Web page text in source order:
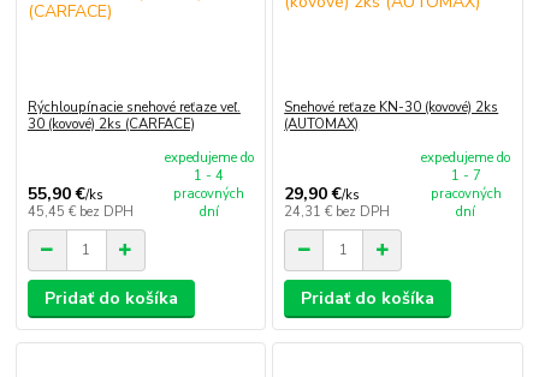
Rýchloupínacie snehové reťaze veľ.
30 (kovové) 2ks (CARFACE)
55,90 €/ks
45,45 € bez DPH
expedujeme do
1 - 4
pracovných
dní
Pridať do košíka
Snehové reťaze KN-30 (kovové) 2ks
(AUTOMAX)
29,90 €/ks
24,31 € bez DPH
expedujeme do
1 - 7
pracovných
dní
Pridať do košíka